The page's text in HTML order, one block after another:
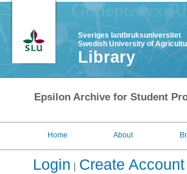
Sveriges lantbruksuniversitet
Swedish University of
Library
Epsilon Archive for Student
Home About
Login Create Account